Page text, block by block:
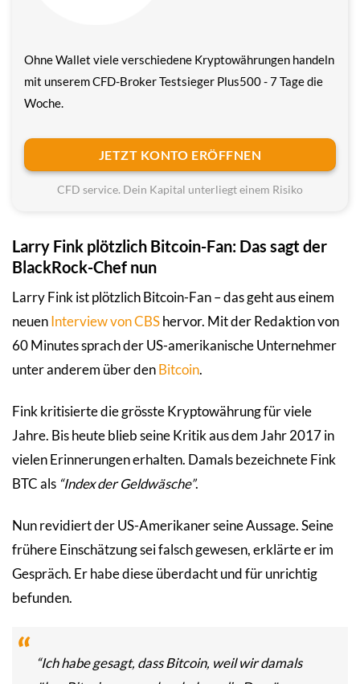
Ohne Wallet viele verschiedene Krypto­währungen handeln
mit unserem CFD-Broker Testsieger Plus500 - 7 Tage die
Woche.
JETZT KONTO ERÖFFNEN
CFD service. Dein Kapital unterliegt einem Risiko
Larry Fink plötzlich Bitcoin-Fan: Das sagt der
BlackRock-Chef nun
Larry Fink ist plötzlich Bitcoin-Fan – das geht aus einem
neuenInterview von CBShervor. Mit der Redaktion von
60 Minutes sprach der US-amerikanische Unternehmer
unter anderem über denBitcoin.
Fink kritisierte die grösste Kryptowährung für viele
Jahre. Bis heute blieb seine Kritik aus dem Jahr 2017 in
vielen Erinnerungen erhalten. Damals bezeichnete Fink
BTC als “Index der Geldwäsche”.
Nun revidiert der US-Amerikaner seine Aussage. Seine
frühere Einschätzung sei falsch gewesen, erklärte er im
Gespräch. Er habe diese überdacht und für unrichtig
befunden.
“Ich habe gesagt, dass Bitcoin, weil wir damals